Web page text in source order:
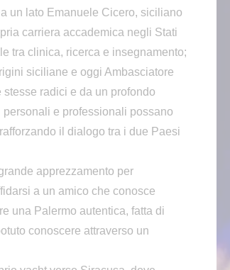
un lato Emanuele Cicero, siciliano
carriera accademica negli Stati
tra clinica, ricerca e insegnamento;
siciliane e oggi Ambasciatore
radici e da un profondo
e professionali possano
il dialogo tra i due Paesi
apprezzamento per
a un amico che conosce
una Palermo autentica, fatta di
conoscere attraverso un